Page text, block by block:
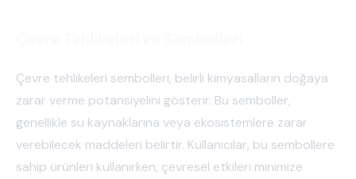
Çevre tehlikeleri sembolleri, belirli kimyasalların doğaya
zarar verme potansiyelini gösterir. Bu semboller,
genellikle su kaynaklarına veya ekosistemlere zarar
verebilecek maddeleri belirtir. Kullanıcılar, bu sembollere
sahip ürünleri kullanırken, çevresel etkileri minimize